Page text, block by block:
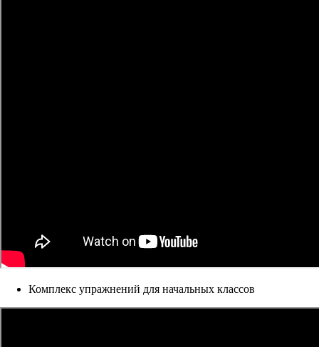
Комплекс упражнений для начальных классов